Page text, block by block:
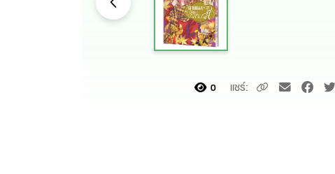
0 แชร์: